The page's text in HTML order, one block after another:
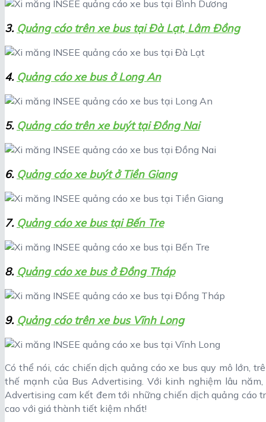
3. Quảng cáo trên xe bus tại Đà Lạt, Lâm Đồng
4. Quảng cáo xe bus ở Long An
5. Quảng cáo trên xe buýt tại Đồng Nai
6. Quảng cáo xe buýt ở Tiền Giang
7. Quảng cáo xe bus tại Bến Tre
8. Quảng cáo xe bus ở Đồng Tháp
9. Quảng cáo trên xe bus Vĩnh Long
Có thể nói, các chiến dịch quảng cáo xe bus quy mô lớn,
thế mạnh của Bus Advertising. Với kinh nghiệm lâu
Advertising cam kết đem tới những chiến dịch quảng cáo
cao với giá thành tiết kiệm nhất!